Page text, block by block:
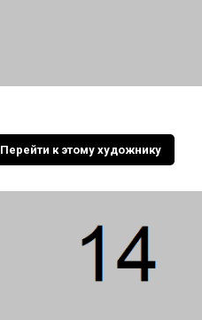
Перейти к этому художнику